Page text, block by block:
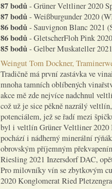
87 bodů- Grüner Veltliner 2020
87 bodů- Weißburgunder 2020
86 bodů- Sauvignon Blanc 2021
86 bodů- GletscherFloh Pink
85 bodů- Gelber Muskateller
Weingut Tom Dockner,
Tradičně má první zastávka ve
mnoha tamních oblíbených
akce mě zde nejvíce nadchnul
což už je sice pěkně nazrálý
potenciálem, jež se řadí mezi
byl i veltlín Grüner Veltliner 2020
pochází i nádherný minerální
obrovským příjemným
Riesling 2021 Inzersdorf DAC,
Pro milovníky vín se zbytkovým
2020 Konglomerat Ried